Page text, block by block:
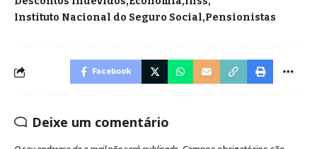
Instituto Nacional do Seguro Social Pensionistas
Facebook
Deixe um comentário